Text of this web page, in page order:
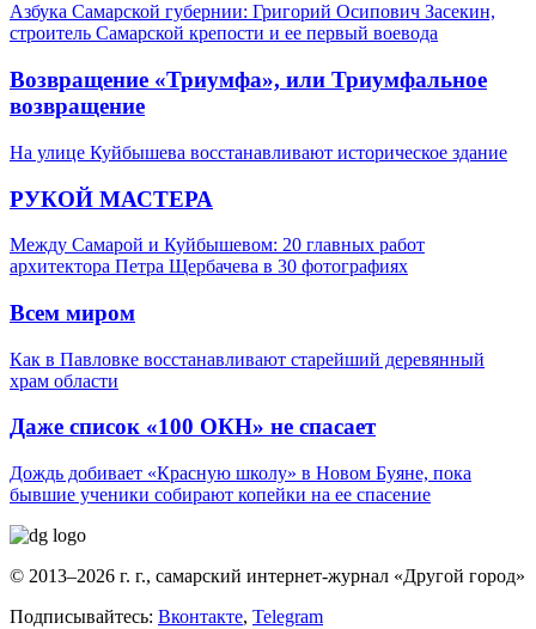
Азбука Самарской губернии: Григорий Осипович Засекин,
строитель Самарской крепости и ее первый воевода
Возвращение «Триумфа», или Триумфальное
возвращение
На улице Куйбышева восстанавливают историческое здание
РУКОЙ МАСТЕРА
Между Самарой и Куйбышевом: 20 главных работ
архитектора Петра Щербачева в 30 фотографиях
Всем миром
Как в Павловке восстанавливают старейший деревянный
храм области
Даже список «100 ОКН» не спасает
Дождь добивает «Красную школу» в Новом Буяне, пока
бывшие ученики собирают копейки на ее спасение
© 2013–2026 г. г., самарский интернет-журнал «Другой город»
Подписывайтесь: Вконтакте, Telegram